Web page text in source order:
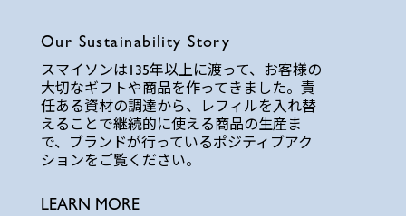
Our Sustainability Story
スマイソンは135年以上に渡って、お客様の
大切なギフトや商品を作ってきました。責
任ある資材の調達から、レフィルを入れ替
えることで継続的に使える商品の生産ま
で、ブランドが行っているポジティブアク
ションをご覧ください。
LEARN MORE